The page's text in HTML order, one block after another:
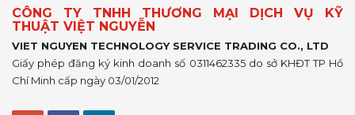
CÔNG TY TNHH THƯƠNG MẠI DỊCH VỤ KỸ
THUẬT VIỆT NGUYỄN
VIET NGUYEN TECHNOLOGY SERVICE TRADING CO., LTD
Giấy phép đăng ký kinh doanh số 0311462335 do sở KHĐT TP Hồ
Chí Minh cấp ngày 03/01/2012